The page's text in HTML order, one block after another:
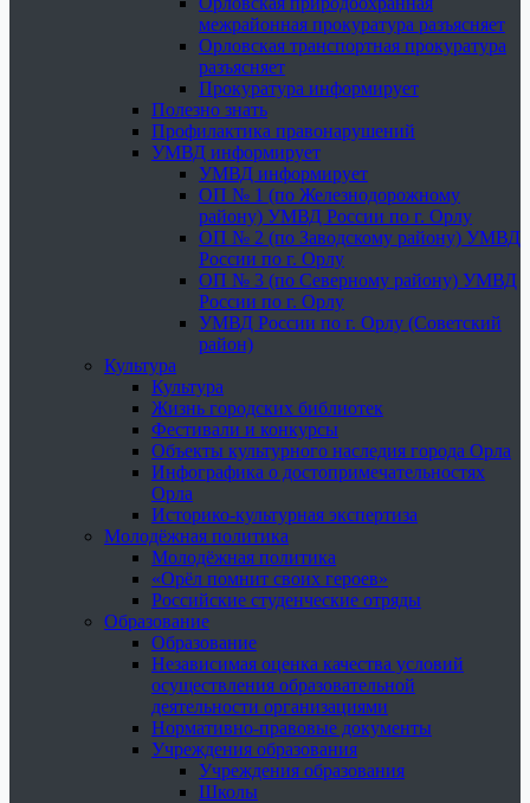
межрайонная прокуратура разъясняет
Орловская транспортная прокуратура
разъясняет
Прокуратура информирует
Полезно знать
Профилактика правонарушений
УМВД информирует
УМВД информирует
ОП № 1 (по Железнодорожному
району) УМВД России по г. Орлу
ОП № 2 (по Заводскому району) УМВД
России по г. Орлу
ОП № 3 (по Северному району) УМВД
России по г. Орлу
УМВД России по г. Орлу (Советский
район)
Культура
Культура
Жизнь городских библиотек
Фестивали и конкурсы
Объекты культурного наследия города Орла
Инфографика о достопримечательностях
Орла
Историко-культурная экспертиза
Молодёжная политика
Молодёжная политика
«Орёл помнит своих героев»
Российские студенческие отряды
Образование
Образование
Независимая оценка качества условий
осуществления образовательной
деятельности организациями
Нормативно-правовые документы
Учреждения образования
Учреждения образования
Школы